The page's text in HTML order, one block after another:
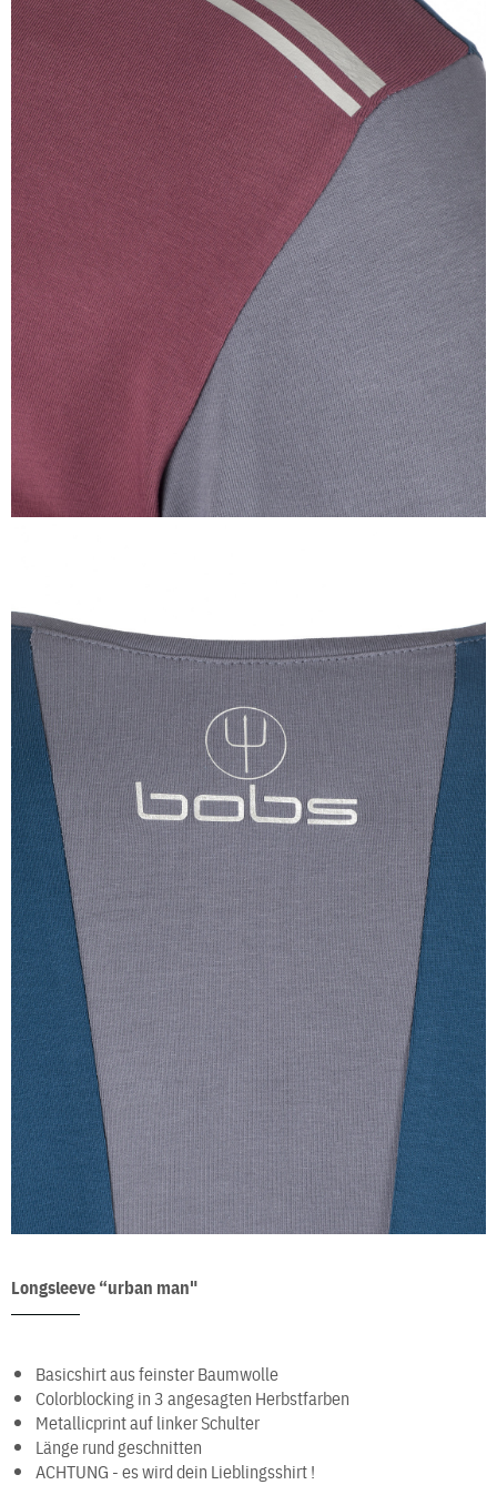
Longsleeve “urban man"
Basicshirt aus feinster Baumwolle
Colorblocking in 3 angesagten Herbstfarben
Metallicprint auf linker Schulter
Länge rund geschnitten
ACHTUNG - es wird dein Lieblingsshirt !